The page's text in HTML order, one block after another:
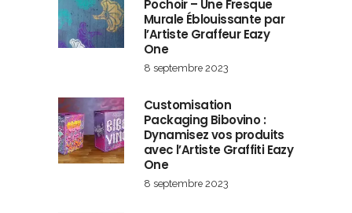
Pochoir – Une Fresque
Murale Éblouissante par
l’Artiste Graffeur Eazy
One
8 septembre 2023
Customisation
Packaging Bibovino :
Dynamisez vos produits
avec l’Artiste Graffiti Eazy
One
8 septembre 2023